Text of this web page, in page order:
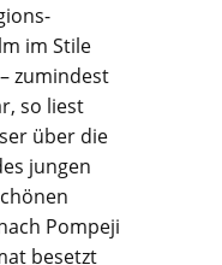
im Stile
zumindest
so liest
über die
jungen
Pompeji
besetzt